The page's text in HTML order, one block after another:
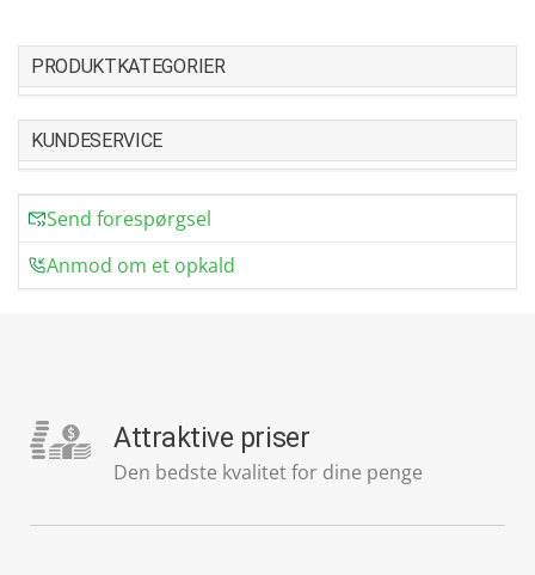
PRODUKTKATEGORIER
KUNDESERVICE
Send forespørgsel
Anmod om et opkald
Attraktive priser
Den bedste kvalitet for dine penge